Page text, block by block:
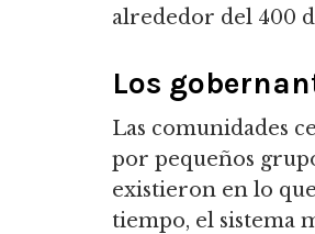
alrededor del 400
Los
Las comunidades
por pequeños
existieron en lo
tiempo, el sistema